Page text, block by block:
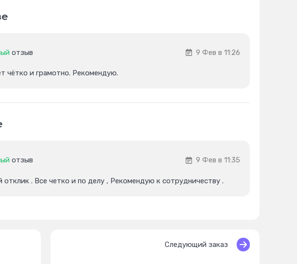
отзыв 9 Фев в 11:26
чётко и грамотно. Рекомендую.
отзыв 9 Фев в 11:35
отклик . Все четко и по делу , Рекомендую к сотрудничеству .
Следующий заказ